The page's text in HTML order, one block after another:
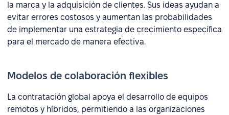
la marca y la adquisición de clientes. Sus ideas ayudan a
evitar errores costosos y aumentan las probabilidades
de implementar una estrategia de crecimiento específica
para el mercado de manera efectiva.
Modelos de colaboración flexibles
La contratación global apoya el desarrollo de equipos
remotos y híbridos, permitiendo a las organizaciones